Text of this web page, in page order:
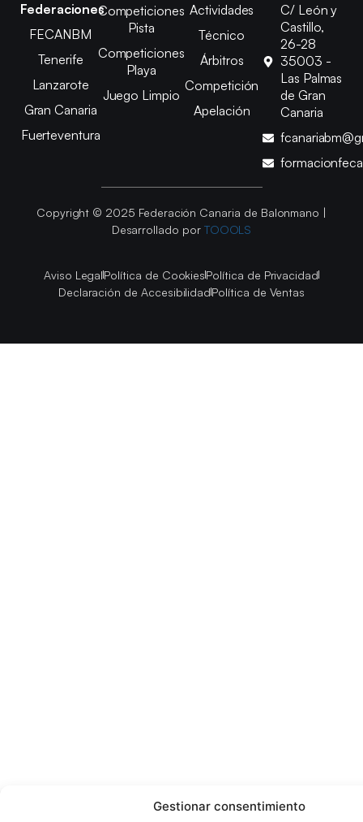
Gestionar consentimiento
Federaciones
FECANBM
Tenerife
Lanzarote
Gran Canaria
Fuerteventura
Competiciones
Pista
Competiciones
Playa
Juego Limpio
Actividades
Técnico
Árbitros
Competición
Apelación
C/ León y
Castillo,
26-28
35003 -
Las Palmas
de Gran
Canaria
Copyright © 2025 Federación Canaria de Balonmano |
Desarrollado por TOOOLS
Aviso LegalPolítica de CookiesPolítica de Privacidad
Declaración de AccesibilidadPolítica de Ventas